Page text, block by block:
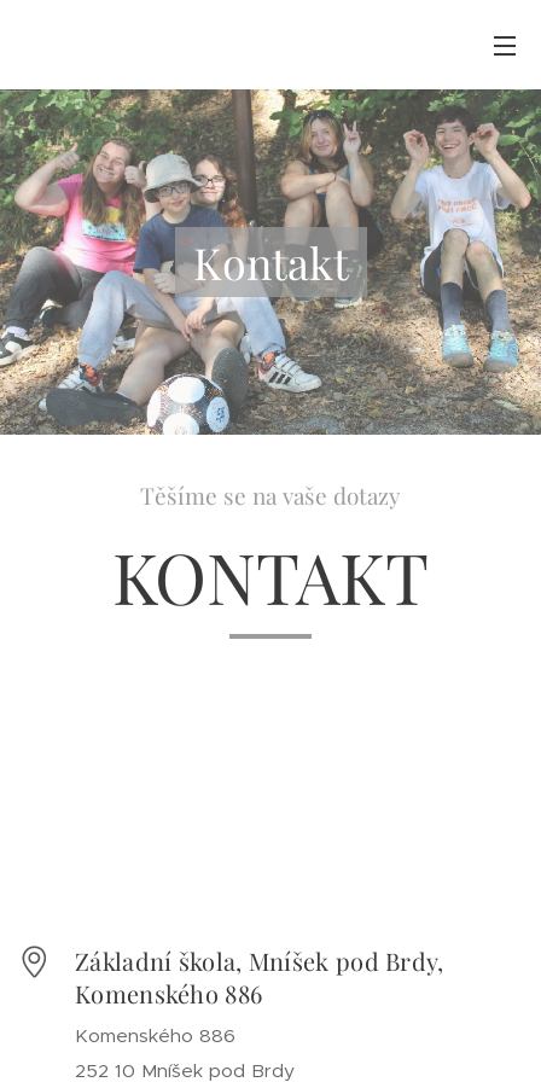
Kontakt
Těšíme se na vaše dotazy
KONTAKT
Základní škola, Mníšek pod Brdy,
Komenského 886
Komenského 886
252 10 Mníšek pod Brdy